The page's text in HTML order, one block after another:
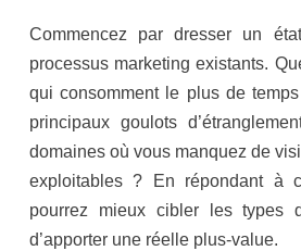
Commencez par dresser un
processus marketing existants.
qui consomment le plus de
principaux goulots
domaines où vous manquez de
exploitables ? En répondant à
pourrez mieux cibler les types
d’apporter une réelle plus-value.